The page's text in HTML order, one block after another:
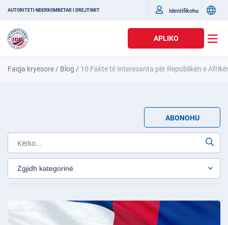
AUTORITETI NDËRKOMBËTAR I DREJTIMIT Identifikohu
APLIKO
Faqja kryesore / Blog / 10 Fakte të Interesanta për Republikën e
ABONOHU